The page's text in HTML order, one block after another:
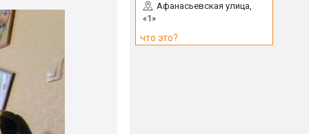
Афанасьевская улица,
«1»
что это?